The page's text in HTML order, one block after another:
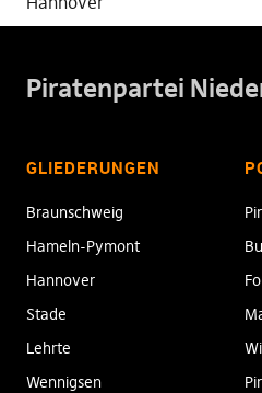
Piratenpartei
GLIEDERUNGEN
Braunschweig
Hameln-Pymont
Hannover
Stade
Lehrte
Wennigsen